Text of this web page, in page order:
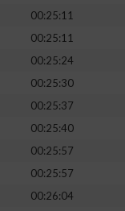
00:25:11
00:25:11
00:25:24
00:25:30
00:25:37
00:25:40
00:25:57
00:25:57
00:26:04